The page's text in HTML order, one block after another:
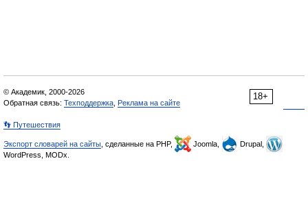
18+
© Академик, 2000-2026
Обратная связь: Техподдержка Реклама на сайте
👣 Путешествия
Экспорт словарей на сайты , сделанные на PHP, Joomla,
Drupal,
WordPress, MODx.